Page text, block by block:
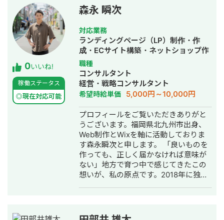
ジ） ・広告バナー ・名刺 ・チラシ ・
パンフレット ・SNS画像 など
デザインは単に見た目を整えるだけで
はなく、クライアント様の想いやサー
ビスの魅力を届けるための手段だと考
えています。 だからこそ、丁寧なヒア
リングを通して課題や目的を整理した
上でのデザイン提案を大切にしていま
す。 音楽大学で培った表現力や、教員
免許取得の過程で身につけた「伝える
力」を活かし、ユーザーの行動を促
し、成果に直結するデザインを制作い
たします。 これまでに制作した実績を
ポートフォリオにまとめております。
https://fori.io/designer-nao （掲載可
能なもののみとなります） どうぞ、よ
ろしくお願いいたします。
0いいね!
稼働ステータス
◎現在対応可能
森永 瞬次
対応業務
ランディングページ（LP）制作・作
成・ECサイト構築・ネットショップ作
成代行・SEO対策・SNS運用代行・ホ
ームページ制作・作成・オウンドメデ
ィア制作・構築・運用代行
職種
コンサルタント
経営・戦略コンサルタント
希望時給単価 5,000円～10,000円
プロフィールをご覧いただきありがと
うございます。福岡県北九州市出身、
Web制作とWixを軸に活動しておりま
す森永瞬次と申します。 「良いものを
作っても、正しく届かなければ意味が
ない」地方で育つ中で感じてきたこの
想いが、私の原点です。2018年に独立
続けてきました。 これまでに400サイ